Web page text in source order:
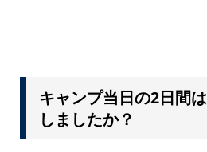
キャンプ当日の2日間
しましたか？